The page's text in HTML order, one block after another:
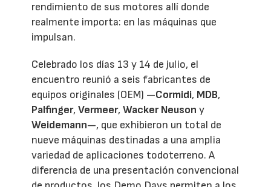
rendimiento de sus motores allí donde
realmente importa: en las máquinas que
impulsan.
Celebrado los días 13 y 14 de julio, el
encuentro reunió a seis fabricantes de
equipos originales (OEM) —Cormidi, MDB,
Palfinger,Vermeer,Wacker Neuson y
Weidemann—, que exhibieron un total de
nueve máquinas destinadas a una amplia
variedad de aplicaciones todoterreno. A
diferencia de una presentación convencional